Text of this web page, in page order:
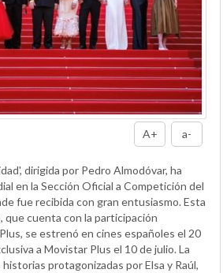
A+ a-
dirigida por Pedro Almodóvar, ha
en la Sección Oficial a Competición del
fue recibida con gran entusiasmo. Esta
que cuenta con la participación
se estrenó en cines españoles el 20
a Movistar Plus el 10 de julio. La
protagonizadas por Elsa y Raúl,